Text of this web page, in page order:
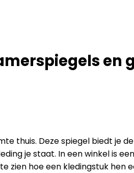
en
thuis. Deze spiegel biedt je
je staat. In een winkel is
zien hoe een kledingstuk hen